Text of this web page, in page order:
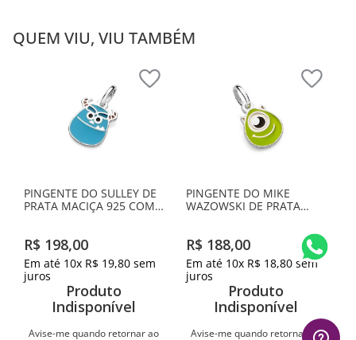
QUEM VIU, VIU TAMBÉM
PINGENTE DO SULLEY DE
PRATA MACIÇA 925 COM
R$ 198,00
Em até 10x R$ 19,80 sem
juros
Produto
Indisponível
Avise-me quando retornar ao
PINGENTE DO MIKE
WAZOWSKI DE PRATA
R$ 188,00
Em até 10x R$ 18,80 sem
juros
Produto
Indisponível
Avise-me quando retornar ao